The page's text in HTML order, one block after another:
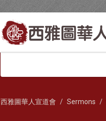
西雅圖華人宣道會 Sermons